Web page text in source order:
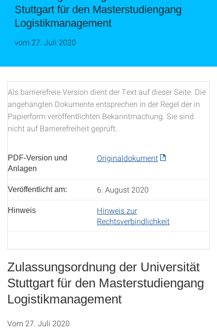
Stuttgart für den Masterstudiengang
Logistikmanagement
vom 27. Juli 2020
Als barrierefreie Version dient der Text auf dieser Seite. Die
angehängten Dokumente entsprechen in der Regel der in
Papierform veröffentlichten Bekanntmachung. Sie sind
nicht auf Barrierefreiheit geprüft.
PDF-Version und
Anlagen
Originaldokument
Veröffentlicht am: 6. August 2020
Hinweis
Hinweis zur
Rechtsverbindlichkeit
Zulassungsordnung der Universität
Stuttgart für den Masterstudiengang
Logistikmanagement
Vom 27. Juli 2020